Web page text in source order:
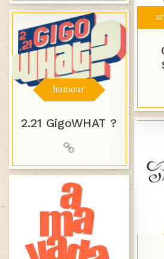
humour
2.21 GigoWHAT ?